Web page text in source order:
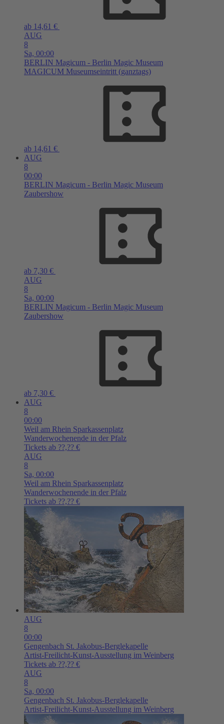
ab 14,61 €
AUG
8
Sa, 00:00
BERLIN Magicum - Berlin Magic Museum
MAGICUM Museumseintritt (ganztags)
ab 14,61 €
AUG
8
00:00
BERLIN Magicum - Berlin Magic Museum
Zaubershow
ab 7,30 €
AUG
8
Sa, 00:00
BERLIN Magicum - Berlin Magic Museum
Zaubershow
ab 7,30 €
AUG
8
00:00
Weil am Rhein Sparkassenplatz
Wanderwochenende in der Pfalz
Tickets ab ??,?? €
AUG
8
Sa, 00:00
Weil am Rhein Sparkassenplatz
Wanderwochenende in der Pfalz
Tickets ab ??,?? €
AUG
8
00:00
Gengenbach St. Jakobus-Berglekapelle
Artist-Freilicht-Kunst-Ausstellung im Weinberg
Tickets ab ??,?? €
AUG
8
Sa, 00:00
Gengenbach St. Jakobus-Berglekapelle
Artist-Freilicht-Kunst-Ausstellung im Weinberg